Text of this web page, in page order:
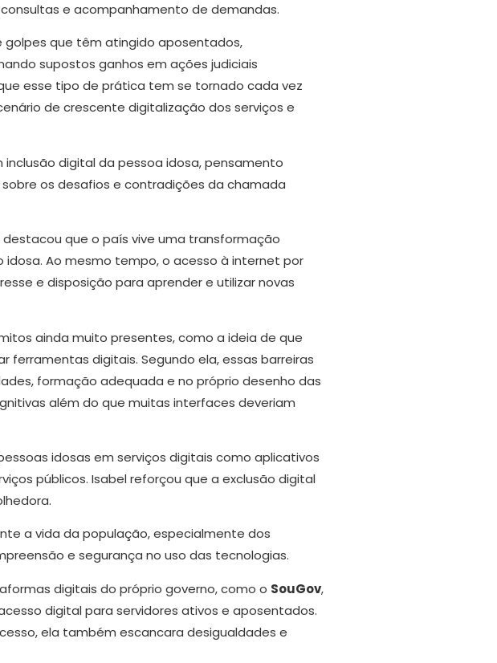
e acompanhamento de demandas.
que têm atingido aposentados,
supostos ganhos em ações judiciais
esse tipo de prática tem se tornado cada vez
de crescente digitalização dos serviços e
inclusão digital da pessoa idosa, pensamento
os desafios e contradições da chamada
que o país vive uma transformação
Ao mesmo tempo, o acesso à internet por
e disposição para aprender e utilizar novas
ainda muito presentes, como a ideia de que
digitais. Segundo ela, essas barreiras
formação adequada e no próprio desenho das
além do que muitas interfaces deveriam
idosas em serviços digitais como aplicativos
públicos. Isabel reforçou que a exclusão digital
a vida da população, especialmente dos
e segurança no uso das tecnologias.
digitais do próprio governo, como o SouGov,
digital para servidores ativos e aposentados.
ela também escancara desigualdades e